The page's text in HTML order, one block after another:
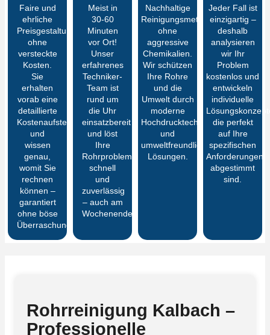
Faire und
ehrliche
Preisgestaltung
ohne
versteckte
Kosten.
Sie
erhalten
vorab eine
detaillierte
Kostenaufstellung
und
wissen
genau,
womit Sie
rechnen
können –
garantiert
ohne böse
Überraschungen
Meist in
30-60
Minuten
vor Ort!
Unser
erfahrenes
Techniker-
Team ist
rund um
die Uhr
einsatzbereit
und löst
Ihre
Rohrprobleme
schnell
und
zuverlässig
– auch am
Wochenende.
Nachhaltige
Reinigungsmethoden
ohne
aggressive
Chemikalien.
Wir schützen
Ihre Rohre
und die
Umwelt durch
moderne
Hochdrucktechnik
und
umweltfreundliche
Lösungen.
Jeder Fall ist
einzigartig –
deshalb
analysieren
wir Ihr
Problem
kostenlos und
entwickeln
individuelle
die perfekt
auf Ihre
spezifischen
Anforderungen
abgestimmt
sind.
Rohrreinigung Kalbach –
Professionelle